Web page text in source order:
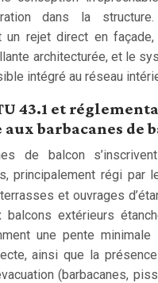
dans la
un rejet direct en
architecturée, et le
intégré au réseau
43.1 et
barbacanes de
de balcon
principalement régi par
et ouvrages
balcons extérieurs
une pente
ainsi que la présence
(barbacanes,